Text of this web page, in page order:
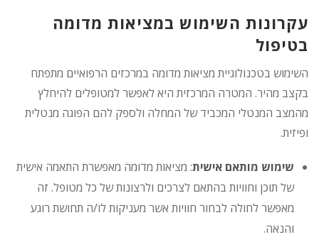
עקרונות השימוש במציאות מדומה
בטיפול
השימוש בטכנולוגיית מציאות מדומה במרכזים הרפואיים מתפתח
בקצב מהיר. המטרה המרכזית היא לאפשר למטופלים להיחלץ
מהמצב המנטלי המכביד של המחלה ולספק להם הפוגה מנטלית
ופיזית.
שימוש מותאם אישית: מציאות מדומה מאפשרת התאמה אישית
של תוכן וחוויות בהתאם לצרכים ולרצונות של כל מטופל. זה
מאפשר לחולה לבחור חוויות אשר מעניקות לו/ה תחושת רוגע
והנאה.